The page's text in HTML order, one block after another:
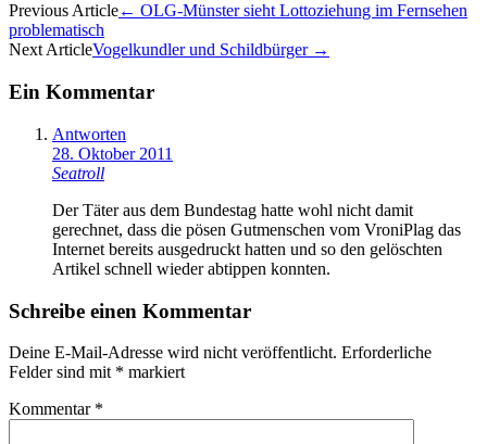
Previous Article← OLG-Münster sieht Lottoziehung im Fernsehen
problematisch
Next ArticleVogelkundler und Schildbürger →
Ein Kommentar
Antworten
28. Oktober 2011
Seatroll
Der Täter aus dem Bundestag hatte wohl nicht damit
gerechnet, dass die pösen Gutmenschen vom VroniPlag das
Internet bereits ausgedruckt hatten und so den gelöschten
Artikel schnell wieder abtippen konnten.
Schreibe einen Kommentar
Deine E-Mail-Adresse wird nicht veröffentlicht. Erforderliche
Felder sind mit * markiert
Kommentar *